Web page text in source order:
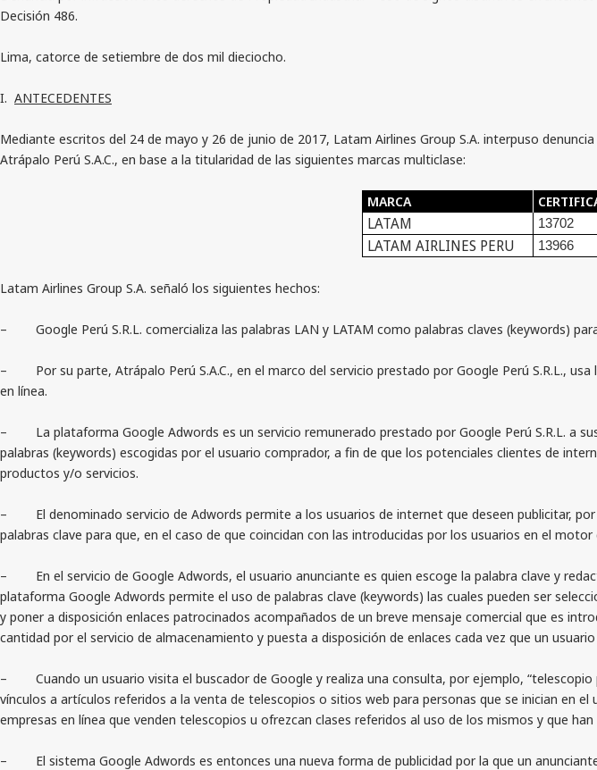
Decisión 486.
Lima, catorce de setiembre de dos mil dieciocho.
I. ANTECEDENTES
Mediante escritos del 24 de mayo y 26 de junio de 2017, Latam Airlines Group S.A. interpuso
Atrápalo Perú S.A.C., en base a la titularidad de las siguientes marcas multiclase:
MARCA
LATAM 13702
LATAM AIRLINES PERU 13966
Latam Airlines Group S.A. señaló los siguientes hechos:
– Google Perú S.R.L. comercializa las palabras LAN y LATAM como palabras claves (keywords)
– Por su parte, Atrápalo Perú S.A.C., en el marco del servicio prestado por Google Perú S.R.L.,
en línea.
– La plataforma Google Adwords es un servicio remunerado prestado por Google Perú S.R.L. a
palabras (keywords) escogidas por el usuario comprador, a fin de que los potenciales clientes de
productos y/o servicios.
– El denominado servicio de Adwords permite a los usuarios de internet que deseen publicitar,
palabras clave para que, en el caso de que coincidan con las introducidas por los usuarios en el
– En el servicio de Google Adwords, el usuario anunciante es quien escoge la palabra clave y
plataforma Google Adwords permite el uso de palabras clave (keywords) las cuales pueden ser
y poner a disposición enlaces patrocinados acompañados de un breve mensaje comercial que es
cantidad por el servicio de almacenamiento y puesta a disposición de enlaces cada vez que un
– Cuando un usuario visita el buscador de Google y realiza una consulta, por ejemplo,
vínculos a artículos referidos a la venta de telescopios o sitios web para personas que se inician en
empresas en línea que venden telescopios u ofrezcan clases referidos al uso de los mismos y que
– El sistema Google Adwords es entonces una nueva forma de publicidad por la que un